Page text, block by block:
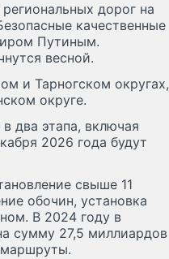
дорог на
качественные
Путиным.
весной.
и Тарногском округах,
округе.
два этапа, включая
2026 года будут
свыше 11
обочин, установка
В 2024 году в
сумму 27,5 миллиардов
маршруты.